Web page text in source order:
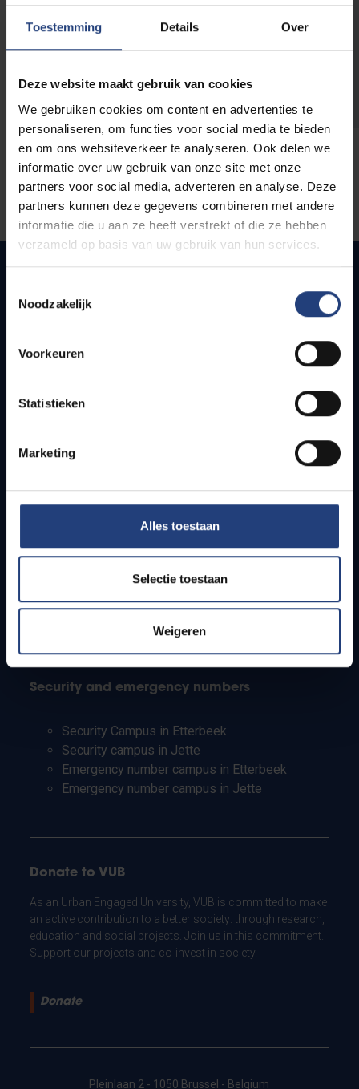
Toestemming Details Over
Deze website maakt gebruik van cookies
We gebruiken cookies om content en advertenties te
personaliseren, om functies voor social media te bieden
en om ons websiteverkeer te analyseren. Ook delen we
informatie over uw gebruik van onze site met onze
partners voor social media, adverteren en analyse. Deze
partners kunnen deze gegevens combineren met andere
informatie die u aan ze heeft verstrekt of die ze hebben
verzameld op basis van uw gebruik van hun services.
Noodzakelijk
Voorkeuren
Statistieken
Marketing
Alles toestaan
Selectie toestaan
Weigeren
Quick links
How to get to the VUB campuses
Students
PhD students
Teachers and secondary schools
Working students
Security and emergency numbers
Security Campus in Etterbeek
Security campus in Jette
Emergency number campus in Etterbeek
Emergency number campus in Jette
Donate to VUB
As an Urban Engaged University, VUB is committed to make
an active contribution to a better society: through research,
education and social projects. Join us in this commitment.
Support our projects and co-invest in society.
Donate
Pleinlaan 2 - 1050 Brussel - Belgium